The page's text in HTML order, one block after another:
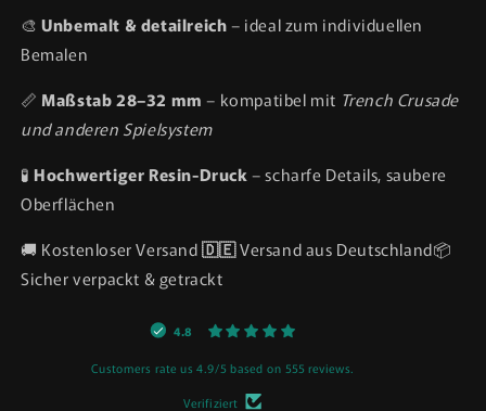
🎨Unbemalt & detailreich– ideal zum individuellen
Bemalen
📏 Maßstab 28–32 mm – kompatibel mit Trench Crusade
und anderen Spielsystem
🧪Hochwertiger Resin-Druck – scharfe Details, saubere
Oberflächen
🚚 Kostenloser Versand🇩🇪Versand aus Deutschland📦
Sicher verpackt & getrackt
4.8
Customers rate us 4.9/5 based on 555 reviews.
Verifiziert